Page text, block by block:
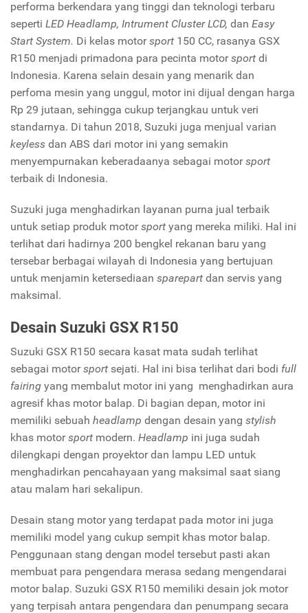
performa berkendara yang tinggi dan teknologi terbaru
seperti LED Headlamp, Intrument Cluster LCD, dan Easy
Start System. Di kelas motorsport 150 CC, rasanya GSX
R150 menjadi primadona para pecinta motorsport di
Indonesia. Karena selain desain yang menarik dan
perfoma mesin yang unggul, motor ini dijual dengan harga
Rp 29 jutaan, sehingga cukup terjangkau untuk veri
standarnya. Di tahun 2018, Suzuki juga menjual varian
keyless dan ABS dari motor ini yang semakin
menyempurnakan keberadaanya sebagai motorsport
terbaik di Indonesia.
Suzuki juga menghadirkan layanan purna jual terbaik
untuk setiap produk motorsport yang mereka miliki. Hal ini
terlihat dari hadirnya 200 bengkel rekanan baru yang
tersebar berbagai wilayah di Indonesia yang bertujuan
untuk menjamin ketersediaan sparepart dan servis yang
maksimal.
Desain Suzuki GSX R150
Suzuki GSX R150 secara kasat mata sudah terlihat
sebagai motorsport sejati. Hal ini bisa terlihat dari bodi full
fairing yang membalut motor ini yang menghadirkan aura
agresif khas motor balap. Di bagian depan, motor ini
memiliki sebuah headlamp dengan desain yang stylish
khas motorsport modern. Headlamp ini juga sudah
dilengkapi dengan proyektor dan lampu LED untuk
menghadirkan pencahayaan yang maksimal saat siang
atau malam hari sekalipun.
Desain stang motor yang terdapat pada motor ini juga
memiliki model yang cukup sempit khas motor balap.
Penggunaan stang dengan model tersebut pasti akan
membuat para pengendara merasa sedang mengendarai
motor balap. Suzuki GSX R150 memiliki desain jok motor
yang terpisah antara pengendara dan penumpang secara